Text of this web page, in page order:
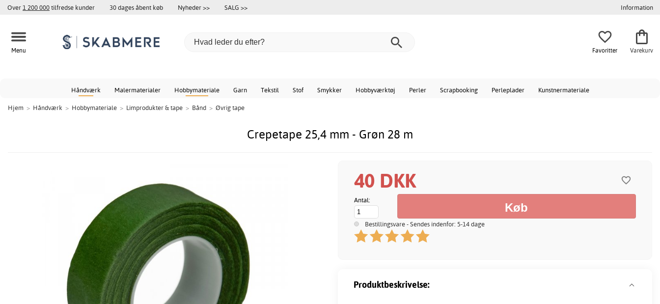
Over1 200 000tilfredse kunder 30 dages åbent køb Nyheder >> SALG >> Information
Menu Favoritter Varekurv
Håndværk Malermaterialer Hobbymateriale Garn Tekstil Stof Smykker Hobbyværktøj Perler Scrapbooking Perleplader Kunstnermateriale
Hjem > Håndværk > Hobbymateriale > Limprodukter & tape > Bånd > Øvrig tape
Crepetape 25,4 mm - Grøn 28 m
40 DKK
Antal:
Bestillingsvare - Sendes indenfor: 5-14 dage
Produktbeskrivelse: